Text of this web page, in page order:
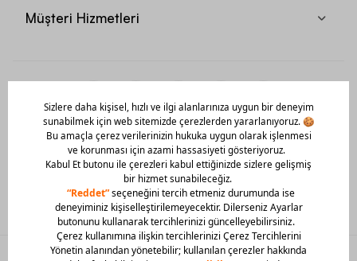
Müşteri Hizmetleri
Mobil Uygulamamızı Hemen İndir!